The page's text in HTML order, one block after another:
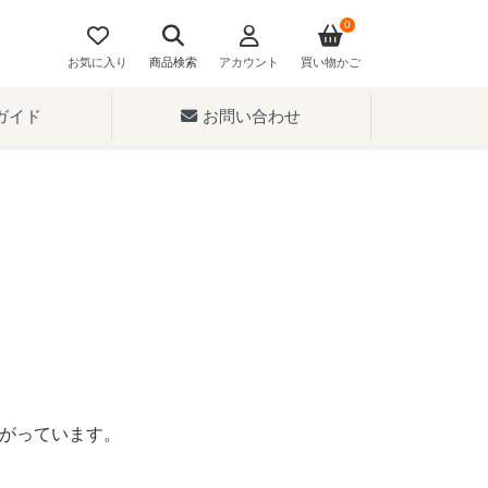
お気に入り 商品検索 アカウント 買い物かご
0
イド お問い合わせ
っています。